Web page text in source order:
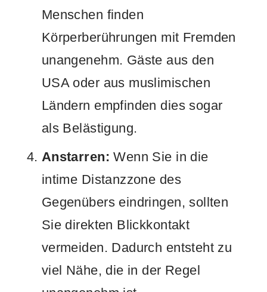
Menschen finden
Körperberührungen mit Fremden
unangenehm. Gäste aus den
USA oder aus muslimischen
Ländern empfinden dies sogar
als Belästigung.
Anstarren: Wenn Sie in die
intime Distanzzone des
Gegenübers eindringen, sollten
Sie direkten Blickkontakt
vermeiden. Dadurch entsteht zu
viel Nähe, die in der Regel